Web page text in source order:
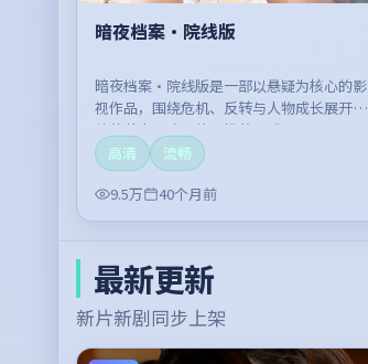
暗夜档案·院线版
暗夜档案·院线版是一部以悬疑为核心的影
视作品，围绕危机、反转与人物成长展开，
整体节奏紧凑，值得推荐观看。
高清
流畅
9.5万
40个月前
最新更新
新片新剧同步上架